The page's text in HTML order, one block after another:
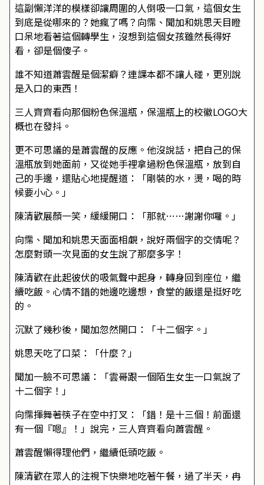
這副懶洋洋的模樣卻讓周圍的人倒吸一口氣，這個女生
到底是從哪來的？她瘋了嗎？向霈、聞加和姚思天目瞪
口呆地看著這個轉學生，沒想到這個女孩雖然長得好
看，卻是個傻子。
誰不知道蕭雲醒是個潔癖？連課本都不讓人碰，更別說
是入口的東西！
三人齊齊看向那個粉色保溫瓶，保溫瓶上的校徽LOGO大
概也在發抖。
更不可思議的是蕭雲醒的反應。他沒說話，把自己的保
溫瓶放到她面前，又從她手裡拿過粉色保溫瓶，放到自
己的手邊，還貼心地提醒道：「剛裝的水，燙，喝的時
候要小心。」
陳清歡展顏一笑，緩緩開口：「那就……謝謝你囉。」
向霈、聞加和姚思天面面相覷，說好兩個字的交情呢？
怎麼對頭一次見面的女生說了那麼多字！
陳清歡在此起彼伏的吸氣聲中起身，轉身回到座位，繼
續吃飯。心情不錯的她邊吃邊想，食堂的飯還是挺好吃
的。
沉默了幾秒後，聞加忽然開口：「十二個字。」
姚思天吃了口菜：「什麼？」
聞加一臉不可思議：「雲哥跟一個陌生女生一口氣說了
十二個字！」
向霈揮舞著筷子在空中打叉：「錯！是十三個！前面還
有一個『嗯』！」說完，三人齊齊看向蕭雲醒。
蕭雲醒懶得理他們，繼續低頭吃飯。
陳清歡在眾人的注視下快樂地吃著午餐，過了半天，冉